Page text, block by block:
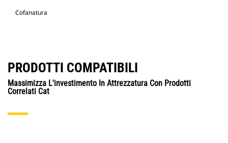
Cofanatura
PRODOTTI COMPATIBILI
Massimizza L'investimento In Attrezzatura Con Prodotti
Correlati Cat